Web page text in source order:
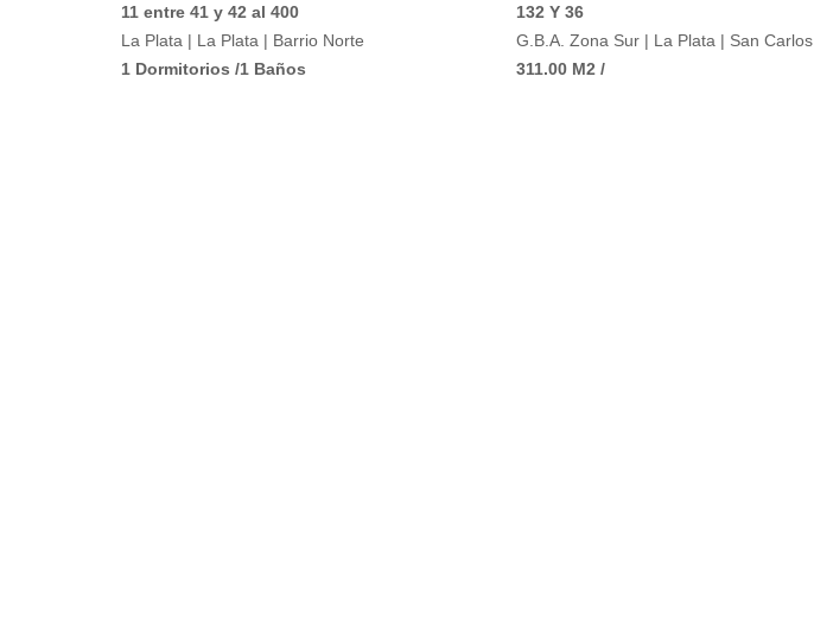
11 entre 41 y 42 al 400
La Plata | La Plata | Barrio Norte
1 Dormitorios /1 Baños
132 Y 36
G.B.A. Zona Sur | La Plata | San Carlos
311.00 M2 /